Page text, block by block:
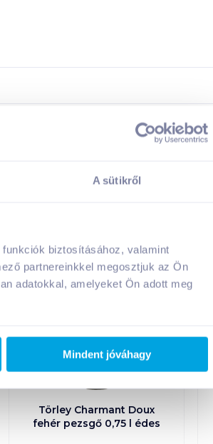
A sütikről
biztosításához, valamint
partnereinkkel megosztjuk az Ön
adatokkal, amelyeket Ön adott meg
Mindent jóváhagy
Törley Charmant Doux
fehér pezsgő 0,75 l édes